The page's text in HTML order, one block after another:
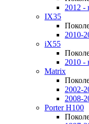
2012 -
IX35
2010-
iX55
2010 -
Matrix
2002-
2008-
Porter H100